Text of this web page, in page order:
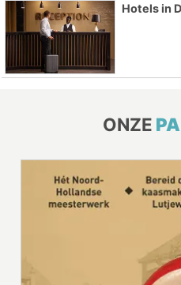
Hotels in
ONZE